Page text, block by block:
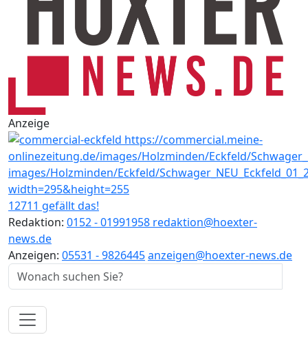
Anzeige
12711 gefällt das!
Redaktion: 0152 - 01991958 redaktion@hoexter-
news.de
Anzeigen: 05531 - 9826445anzeigen@hoexter-news.de